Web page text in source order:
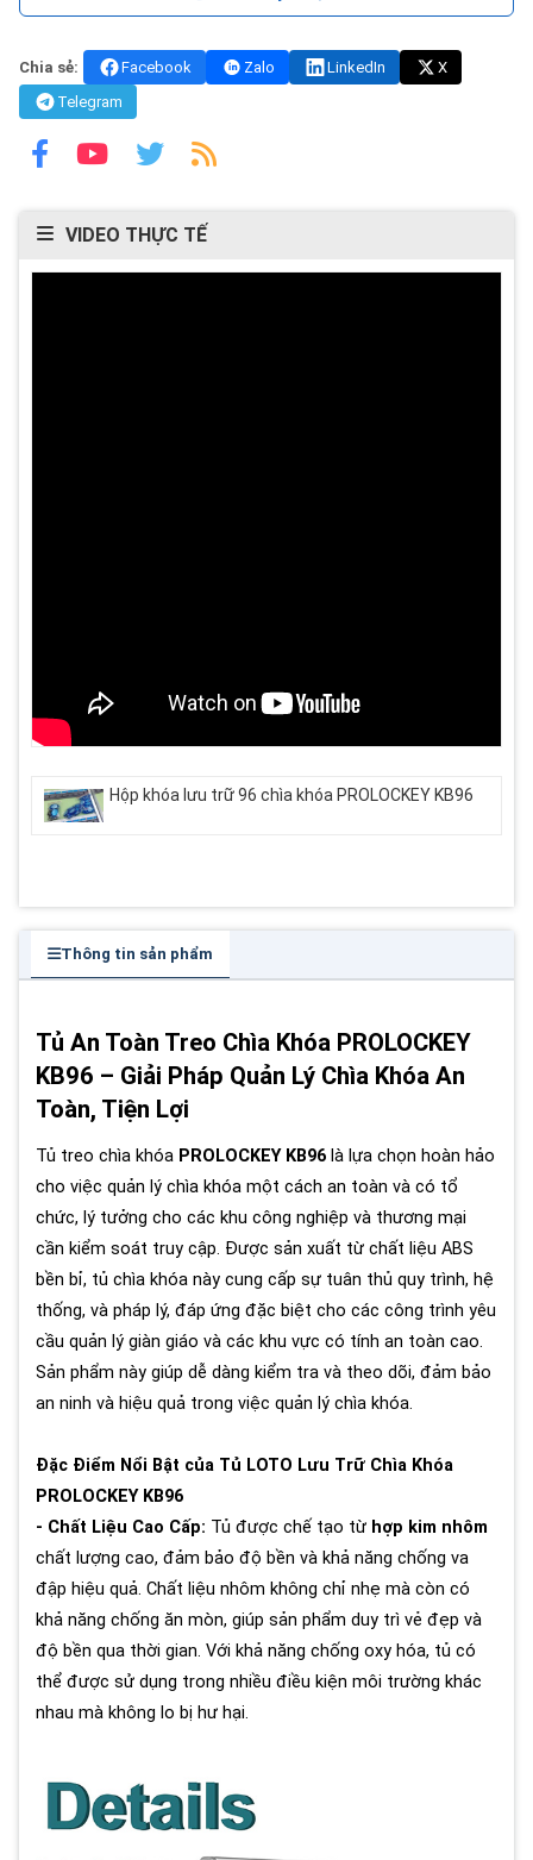
Chia sẻ: Facebook Zalo LinkedIn
X
Telegram
VIDEO THỰC TẾ
Hộp khóa lưu trữ 96 chìa khóa PROLOCKEY KB96
Thông tin sản phẩm
Tủ An Toàn Treo Chìa Khóa PROLOCKEY
KB96 – Giải Pháp Quản Lý Chìa Khóa An
Toàn, Tiện Lợi
Tủ treo chìa khóa PROLOCKEY KB96 là lựa chọn hoàn hảo
cho việc quản lý chìa khóa một cách an toàn và có tổ
chức, lý tưởng cho các khu công nghiệp và thương mại
cần kiểm soát truy cập. Được sản xuất từ chất liệu ABS
bền bỉ, tủ chìa khóa này cung cấp sự tuân thủ quy trình, hệ
thống, và pháp lý, đáp ứng đặc biệt cho các công trình yêu
cầu quản lý giàn giáo và các khu vực có tính an toàn cao.
Sản phẩm này giúp dễ dàng kiểm tra và theo dõi, đảm bảo
an ninh và hiệu quả trong việc quản lý chìa khóa.
Đặc Điểm Nổi Bật của Tủ LOTO Lưu Trữ Chìa Khóa
PROLOCKEY KB96
- Chất Liệu Cao Cấp: Tủ được chế tạo từ hợp kim nhôm
chất lượng cao, đảm bảo độ bền và khả năng chống va
đập hiệu quả. Chất liệu nhôm không chỉ nhẹ mà còn có
khả năng chống ăn mòn, giúp sản phẩm duy trì vẻ đẹp và
độ bền qua thời gian. Với khả năng chống oxy hóa, tủ có
thể được sử dụng trong nhiều điều kiện môi trường khác
nhau mà không lo bị hư hại.